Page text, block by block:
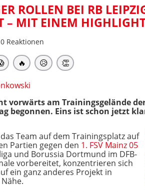
ROLLEN BEI RB
– MIT EINEM
0 Reaktionen
🔥 😥 👏
vorwärts am Trainingsgelände
begonnen. Eins ist schon jetzt
Team auf dem Trainingsplatz auf
Partien gegen den 1. FSV Mainz 05
und Borussia Dortmund im DFB-
vorbereitet, konzentrieren sich
ein ganz anderes Projekt in